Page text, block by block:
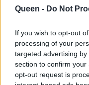
Queen - Do Not
If you wish to opt-out
processing of your
targeted advertising
section to confirm
opt-out request is